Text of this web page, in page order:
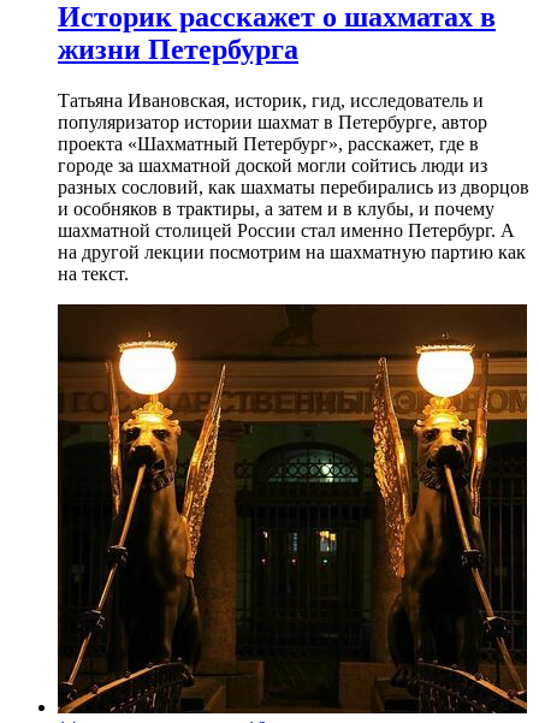
Историк расскажет о шахматах в
жизни Петербурга
Татьяна Ивановская, историк, гид, исследователь и
популяризатор истории шахмат в Петербурге, автор
проекта «Шахматный Петербург», расскажет, где в
городе за шахматной доской могли сойтись люди из
разных сословий, как шахматы перебирались из дворцов
и особняков в трактиры, а затем и в клубы, и почему
шахматной столицей России стал именно Петербург. А
на другой лекции посмотрим на шахматную партию как
на текст.